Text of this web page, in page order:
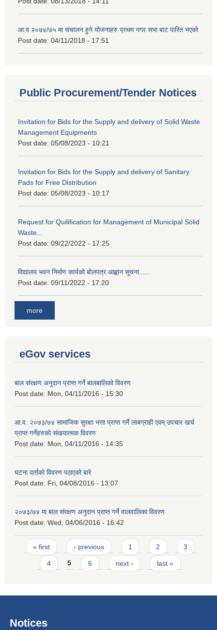
आ.व २०७४/७५ मा संचालन हुने योजनाहरु प्रथम नगर सभा बाट पारित भएको
Post date: 04/11/2018 - 17:51
Public Procurement/Tender Notices
Invitation for Bids for the Supply and delivery of Solid Waste
Management Equipments
Post date: 05/08/2023 - 10:21
Invitation for Bids for the Supply and delivery of Sanitary
Pads for Free Distribution
Post date: 05/08/2023 - 10:17
Request for Quilification for Management of Municipal Solid
Waste...
Post date: 09/22/2022 - 17:25
विद्यालय भवन निर्माण कार्यको बोलपत्र आह्वान सूचना......
Post date: 09/11/2022 - 17:20
more
eGov services
बाल संरक्षण अनुदान प्राप्त गर्ने बालबालिको विवरण
Post date: Mon, 04/11/2016 - 15:30
आ.व. २०७३/७४ सामाजिक सुरक्षा भत्ता प्राप्त गर्ने लाबग्राही एवम् उपचार खर्च
प्राप्त गर्नेहरुको संखयात्मक विवरण
Post date: Mon, 04/11/2016 - 14:35
घटना दर्ताको विवरण पठाएको बारे
Post date: Fri, 04/08/2016 - 13:07
२०७३/७४ मा बाल संरक्षण अनुदान प्राप्त गर्ने वालवालिका विवरण
Post date: Wed, 04/06/2016 - 16:42
Pages
« first ‹ previous 1 2 3
4 5 6 next › last »
Notices